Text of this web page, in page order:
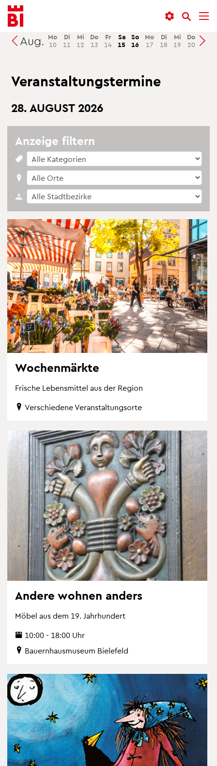
In­
halt
an­
sprin­
Menü
an­
sprin­
gen
Suche
an­
sprin­
gen
Suchen
Aug. Mo
10
Di
11
Mi
12
Do
13
Fr
14
Sa
15
So
16
Mo
17
Di
18
Mi
19
Do
20
Fr
21
Ver­an­stal­tungs­ter­mi­ne
28. AU­GUST 2026
An­zei­ge fil­tern
Wo­chen­märk­te
Fri­sche Le­bens­mit­tel aus der Re­gi­on
Ver­schie­de­ne Ver­an­stal­tungs­or­te
An­de­re woh­nen an­ders
Möbel aus dem 19. Jahr­hun­dert
10:00 - 18:00 Uhr
Bau­ern­haus­mu­se­um Bie­le­feld